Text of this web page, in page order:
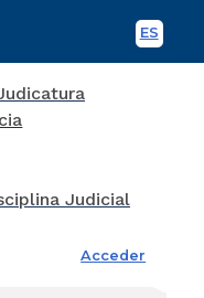
ES
Acceder